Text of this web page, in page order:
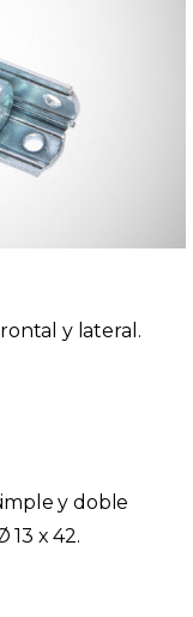
y lateral.
y doble
x 42.